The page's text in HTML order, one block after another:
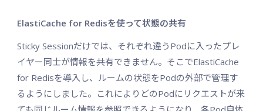
ElastiCache for Redisを使って状態の共有
Sticky Sessionだけでは、それぞれ違うPodに入ったプレ
イヤー同士が情報を共有できません。そこでElastiCache
for Redisを導入し、ルームの状態をPodの外部で管理す
るようにしました。これによりどのPodにリクエストが来